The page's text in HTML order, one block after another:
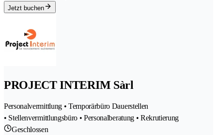
Jetzt buchen
PROJECT INTERIM Sàrl
Personalvermittlung • Temporärbüro Dauerstellen
• Stellenvermittlungsbüro • Personalberatung • Rekrutierung
Geschlossen